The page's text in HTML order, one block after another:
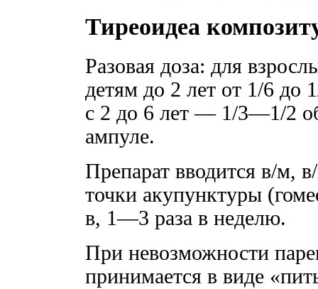
Тиреоидеа
Разовая доза: для
детям до 2 лет от 1/6 до
с 2 до 6 лет — 1/3—1/2
ампуле.
Препарат вводится в/м,
точки акупунктуры
в, 1—3 раза в неделю.
При невозможности
принимается в виде